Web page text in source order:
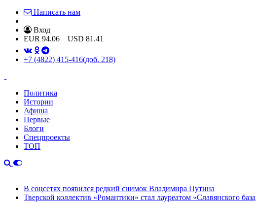
Написать нам
Вход
EUR 94.06 USD 81.41
+7 (4822) 415-416(доб. 218)
Политика
Истории
Афиша
Первые
Блоги
Спецпроекты
ТОП
В соцсетях появился редкий снимок Владимира Путина
Тверской коллектив «Романтики» стал лауреатом «Славянского